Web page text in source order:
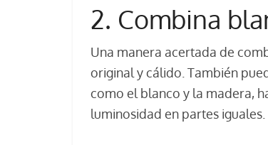
2. Combina
Una manera acertada de
original y cálido. También
como el blanco y la madera,
luminosidad en partes iguales.